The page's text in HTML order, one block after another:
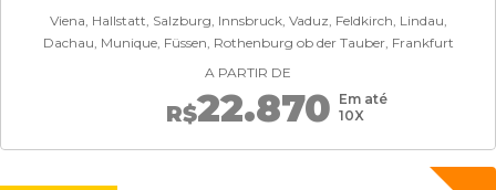
Viena, Hallstatt, Salzburg, Innsbruck, Vaduz, Feldkirch, Lindau,
Dachau, Munique, Füssen, Rothenburg ob der Tauber, Frankfurt
A PARTIR DE
R$22.870 Em até
10X